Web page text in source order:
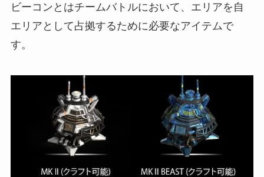
ビーコンとはチームバトルにおいて、エリアを自
エリアとして占拠するために必要なアイテムで
す。